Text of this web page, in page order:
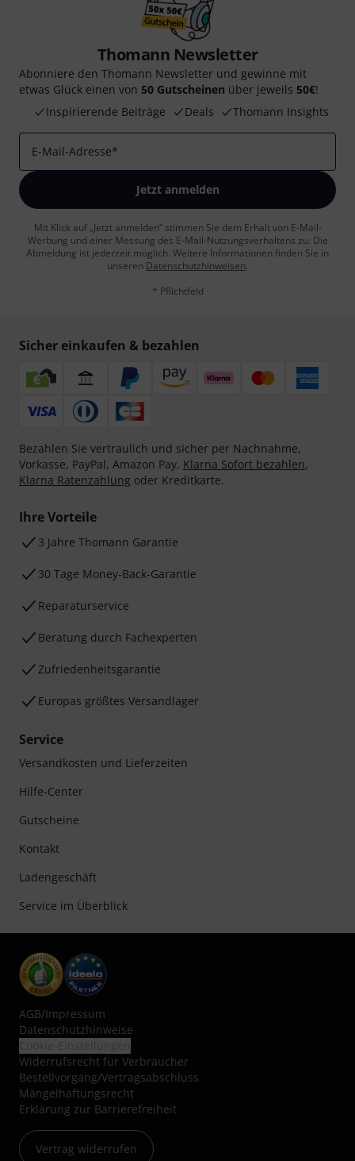
Thomann Newsletter
Abonniere den Thomann Newsletter und gewinne mit
etwas Glück einen von 50 Gutscheinen über jeweils 50€!
Inspirierende Beiträge
Deals Thomann Insights
E-Mail-Adresse*
Jetzt anmelden
Mit Klick auf „Jetzt anmelden“ stimmen Sie dem Erhalt von E-Mail-
Werbung und einer Messung des E-Mail-Nutzungsverhaltens zu. Die
Abmeldung ist jederzeit möglich. Weitere Informationen finden Sie in
unseren Datenschutzhinweisen.
* Pflichtfeld
Sicher einkaufen & bezahlen
Bezahlen Sie vertraulich und sicher per Nachnahme,
Vorkasse, PayPal, Amazon Pay, Klarna Sofort bezahlen,
Klarna Ratenzahlung oder Kreditkarte.
Ihre Vorteile
3 Jahre Thomann Garantie
30 Tage Money-Back-Garantie
Reparaturservice
Beratung durch Fachexperten
Zufriedenheitsgarantie
Europas größtes Versandlager
Service
Versandkosten und Lieferzeiten
Hilfe-Center
Gutscheine
Kontakt
Ladengeschäft
Service im Überblick
AGB/Impressum
Datenschutzhinweise
Widerrufsrecht für Verbraucher
Bestellvorgang/Vertragsabschluss
Mängelhaftungsrecht
Erklärung zur Barrierefreiheit
Vertrag widerrufen